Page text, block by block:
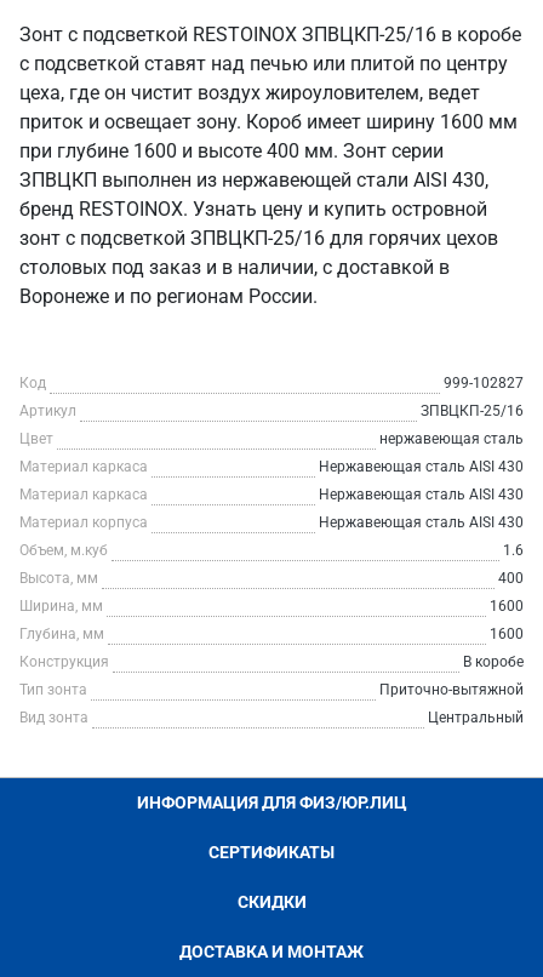
Зонт с подсветкой RESTOINOX ЗПВЦКП-25/16 в коробе
с подсветкой ставят над печью или плитой по центру
цеха, где он чистит воздух жироуловителем, ведет
приток и освещает зону. Короб имеет ширину 1600 мм
при глубине 1600 и высоте 400 мм. Зонт серии
ЗПВЦКП выполнен из нержавеющей стали AISI 430,
бренд RESTOINOX. Узнать цену и купить островной
зонт с подсветкой ЗПВЦКП-25/16 для горячих цехов
столовых под заказ и в наличии, с доставкой в
Воронеже и по регионам России.
Код
999-102827
Артикул
ЗПВЦКП-25/16
Цвет
нержавеющая сталь
Материал каркаса
Нержавеющая сталь AISI 430
Материал каркаса
Нержавеющая сталь AISI 430
Материал корпуса
Нержавеющая сталь AISI 430
Объем, м.куб
1.6
Высота, мм
400
Ширина, мм
1600
Глубина, мм
1600
Конструкция
В коробе
Тип зонта
Приточно-вытяжной
Вид зонта
Центральный
ИНФОРМАЦИЯ ДЛЯ ФИЗ/ЮР.ЛИЦ
СЕРТИФИКАТЫ
СКИДКИ
ДОСТАВКА И МОНТАЖ